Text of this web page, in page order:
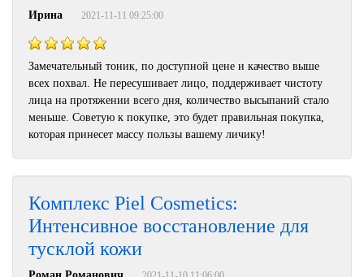
Ирина 2021-11-11 09:25:00
Замечательный тоник, по доступной цене и качество выше
всех похвал. Не пересушивает лицо, поддерживает чистоту
лица на протяжении всего дня, количество высыпаний стало
меньше. Советую к покупке, это будет правильная покупка,
которая принесет массу пользы вашему личику!
Комплекс Piel Cosmetics:
Интенсивное восстановление для
тусклой кожи